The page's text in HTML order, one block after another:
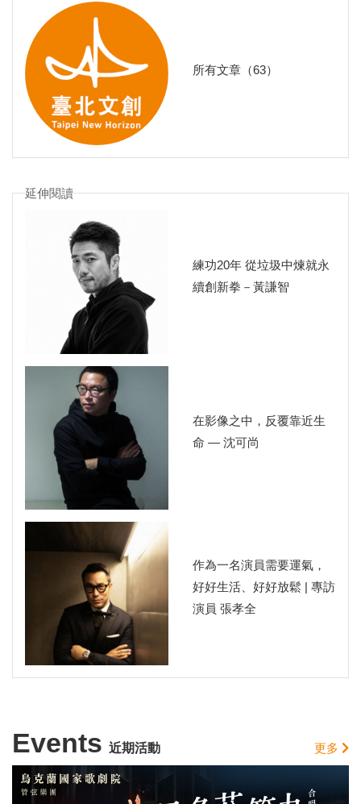
所有文章（63）
延伸閱讀
練功20年 從垃圾中煉就永
續創新拳－黃謙智
在影像之中，反覆靠近生
命 — 沈可尚
作為一名演員需要運氣，
好好生活、好好放鬆 | 專訪
演員 張孝全
Events 近期活動 更多